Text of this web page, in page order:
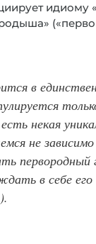
в
некая
не
первородный
в себе его